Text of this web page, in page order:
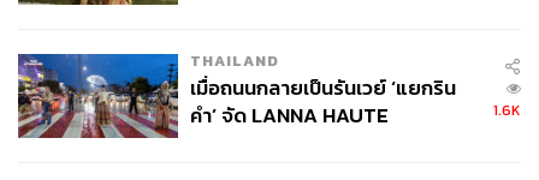
THAILAND
เมื่อถนนกลายเป็นรันเวย์ ‘แยกริน
คำ’ จัด LANNA HAUTE
1.6K